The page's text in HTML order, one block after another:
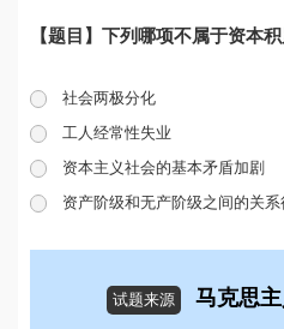
【题目】下列哪项不属于资本
社会两极分化
工人经常性失业
资本主义社会的基本矛盾加剧
资产阶级和无产阶级之间的关系
试题来源 马克思